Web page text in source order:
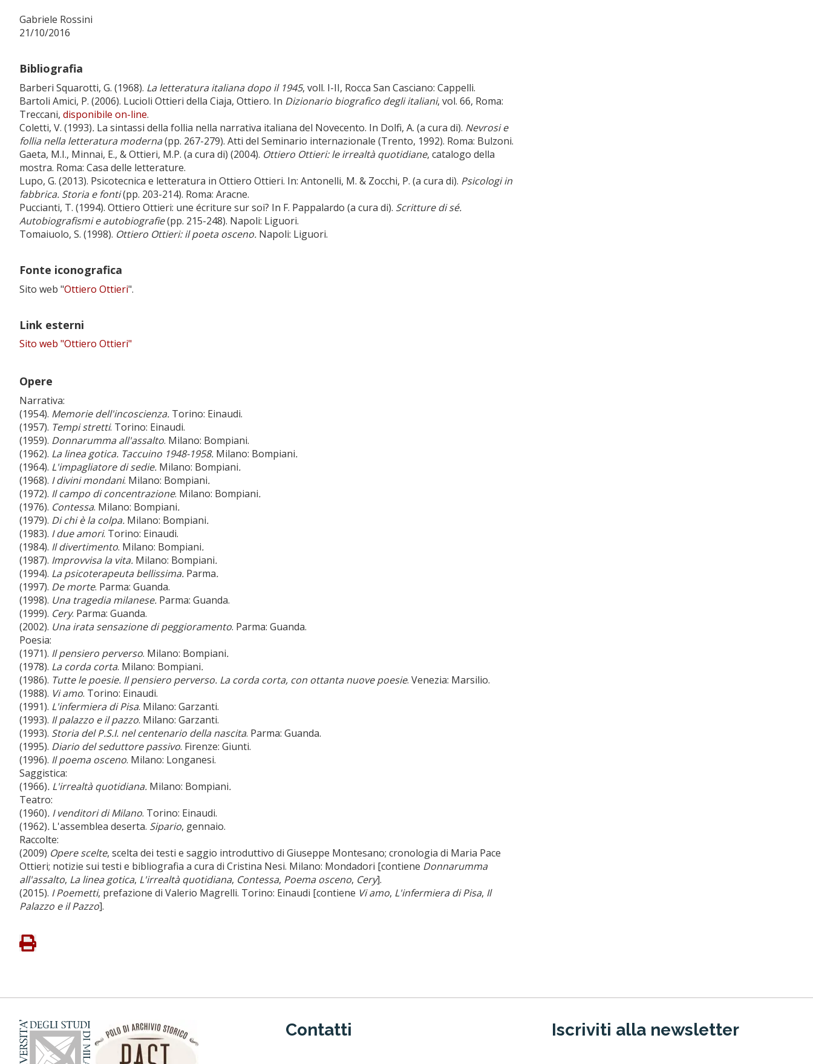
Gabriele Rossini
21/10/2016
Bibliografia
Barberi Squarotti, G. (1968). La letteratura italiana dopo il 1945, voll. I-II, Rocca San Casciano: Cappelli.
Bartoli Amici, P. (2006). Lucioli Ottieri della Ciaja, Ottiero. In Dizionario biografico degli italiani, vol. 66, Roma:
Treccani, disponibile on-line.
Coletti, V. (1993). La sintassi della follia nella narrativa italiana del Novecento. In Dolfi, A. (a cura di). Nevrosi e
follia nella letteratura moderna(pp. 267-279). Atti del Seminario internazionale (Trento, 1992). Roma: Bulzoni.
Gaeta, M.I., Minnai, E., & Ottieri, M.P. (a cura di) (2004). Ottiero Ottieri: le irrealtà quotidiane, catalogo della
mostra. Roma: Casa delle letterature.
Lupo, G. (2013). Psicotecnica e letteratura in Ottiero Ottieri. In: Antonelli, M. & Zocchi, P. (a cura di). Psicologi in
fabbrica. Storia e fonti(pp. 203-214). Roma: Aracne.
Puccianti, T. (1994). Ottiero Ottieri: une écriture sur soi? In F. Pappalardo (a cura di). Scritture di sé.
Autobiografismi e autobiografie(pp. 215-248). Napoli: Liguori.
Tomaiuolo, S. (1998). Ottiero Ottieri: il poeta osceno. Napoli: Liguori.
Fonte iconografica
Sito web "Ottiero Ottieri".
Link esterni
Sito web "Ottiero Ottieri"
Opere
Narrativa:
(1954). Memorie dell'incoscienza. Torino: Einaudi.
(1957). Tempi stretti. Torino: Einaudi.
(1959). Donnarumma all'assalto. Milano: Bompiani.
(1962). La linea gotica. Taccuino 1948-1958. Milano: Bompiani.
(1964). L'impagliatore di sedie. Milano: Bompiani.
(1968). I divini mondani. Milano: Bompiani.
(1972). Il campo di concentrazione. Milano: Bompiani.
(1976). Contessa. Milano: Bompiani.
(1979). Di chi è la colpa. Milano: Bompiani.
(1983). I due amori. Torino: Einaudi.
(1984). Il divertimento. Milano: Bompiani.
(1987). Improvvisa la vita. Milano: Bompiani.
(1994). La psicoterapeuta bellissima. Parma.
(1997). De morte. Parma: Guanda.
(1998). Una tragedia milanese. Parma: Guanda.
(1999). Cery. Parma: Guanda.
(2002). Una irata sensazione di peggioramento. Parma: Guanda.
Poesia:
(1971). Il pensiero perverso. Milano: Bompiani.
(1978). La corda corta. Milano: Bompiani.
(1986). Tutte le poesie. Il pensiero perverso. La corda corta, con ottanta nuove poesie. Venezia: Marsilio.
(1988). Vi amo. Torino: Einaudi.
(1991). L'infermiera di Pisa. Milano: Garzanti.
(1993). Il palazzo e il pazzo. Milano: Garzanti.
(1993). Storia del P.S.I. nel centenario della nascita. Parma: Guanda.
(1995). Diario del seduttore passivo. Firenze: Giunti.
(1996). Il poema osceno. Milano: Longanesi.
Saggistica:
(1966). L'irrealtà quotidiana. Milano: Bompiani.
Teatro:
(1960). I venditori di Milano. Torino: Einaudi.
(1962). L'assemblea deserta. Sipario, gennaio.
Raccolte:
(2009) Opere scelte, scelta dei testi e saggio introduttivo di Giuseppe Montesano; cronologia di Maria Pace
Ottieri; notizie sui testi e bibliografia a cura di Cristina Nesi. Milano: Mondadori [contiene Donnarumma
all'assalto, La linea gotica, L'irrealtà quotidiana, Contessa, Poema osceno, Cery].
(2015). I Poemetti, prefazione di Valerio Magrelli. Torino: Einaudi [contiene Vi amo, L'infermiera di Pisa, Il
Palazzo e il Pazzo].
Contatti Iscriviti alla newsletter